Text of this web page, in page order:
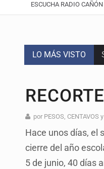
ESCUCHA RADIO CAÑÓN
LO MÁS VISTO
RECORTE
por PESOS,
Hace unos días, el
cierre del año
5 de junio, 40 días